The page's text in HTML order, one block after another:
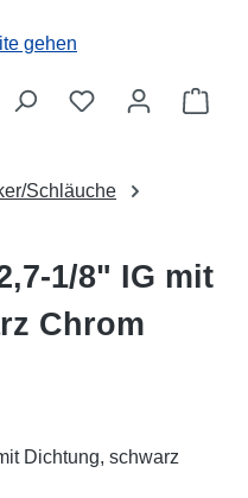
Schläuche
1/8" IG mit
Chrom